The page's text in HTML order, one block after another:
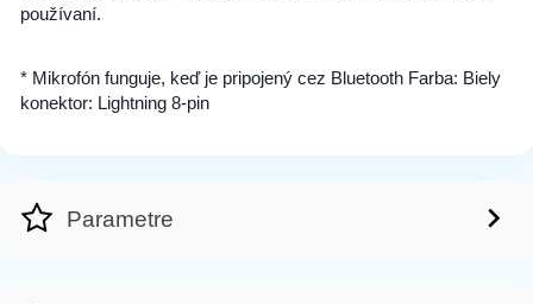
používaní.
* Mikrofón funguje, keď je pripojený cez Bluetooth Farba: Biely
konektor: Lightning 8-pin
Parametre